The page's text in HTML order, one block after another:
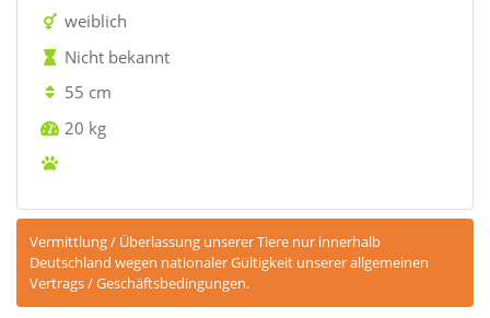
weiblich
Nicht bekannt
55 cm
20 kg
Vermittlung / Überlassung unserer Tiere nur innerhalb
Deutschland wegen nationaler Gültigkeit unserer allgemeinen
Vertrags / Geschäftsbedingungen.